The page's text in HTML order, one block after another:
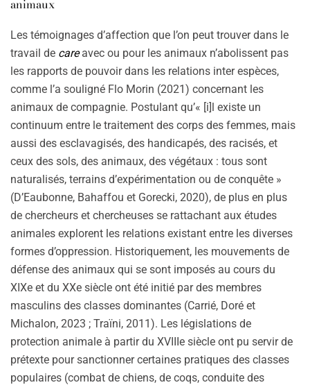
animaux
Les témoignages d’affection que l’on peut trouver dans le
travail de careavec ou pour les animaux n’abolissent pas
les rapports de pouvoir dans les relations inter espèces,
comme l’a souligné Flo Morin (2021) concernant les
animaux de compagnie. Postulant qu’« [i]l existe un
continuum entre le traitement des corps des femmes, mais
aussi des esclavagisés, des handicapés, des racisés, et
ceux des sols, des animaux, des végétaux : tous sont
naturalisés, terrains d’expérimentation ou de conquête »
(D’Eaubonne, Bahaffou et Gorecki, 2020), de plus en plus
de chercheurs et chercheuses se rattachant aux études
animales explorent les relations existant entre les diverses
formes d’oppression. Historiquement, les mouvements de
défense des animaux qui se sont imposés au cours du
XIXe et du XXe siècle ont été initié par des membres
masculins des classes dominantes (Carrié, Doré et
Michalon, 2023 ; Traïni, 2011). Les législations de
protection animale à partir du XVIIIe siècle ont pu servir de
prétexte pour sanctionner certaines pratiques des classes
populaires (combat de chiens, de coqs, conduite des